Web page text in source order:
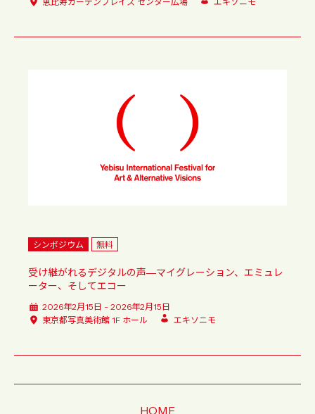
シンポジウム 無料
受け継がれるデジタルの声―マイグレーション、エミュレ
ーター、そしてエコー
2026年2月15日 - 2026年2月15日
東京都写真美術館 1F ホール
エキソニモ
HOME